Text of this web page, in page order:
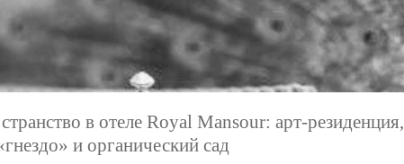
в отеле Royal Mansour: арт-резиденция,
и органический сад